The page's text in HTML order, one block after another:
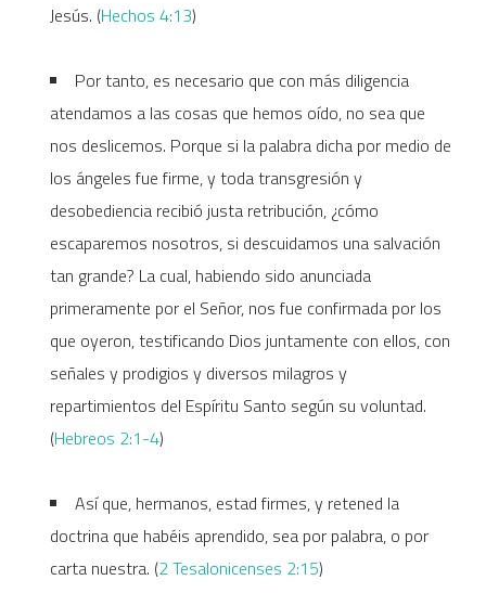
Jesús. (Hechos 4:13)
Por tanto, es necesario que con más diligencia
atendamos a las cosas que hemos oído, no sea que
nos deslicemos. Porque si la palabra dicha por medio de
los ángeles fue firme, y toda transgresión y
desobediencia recibió justa retribución, ¿cómo
escaparemos nosotros, si descuidamos una salvación
tan grande? La cual, habiendo sido anunciada
primeramente por el Señor, nos fue confirmada por los
que oyeron, testificando Dios juntamente con ellos, con
señales y prodigios y diversos milagros y
repartimientos del Espíritu Santo según su voluntad.
(Hebreos 2:1-4)
Así que, hermanos, estad firmes, y retened la
doctrina que habéis aprendido, sea por palabra, o por
carta nuestra. (2 Tesalonicenses 2:15)